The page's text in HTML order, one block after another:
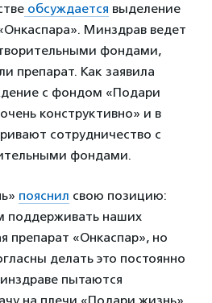
обсуждается выделение
Минздрав ведет
фондами,
препарат. Как заявила
с фондом «Подари
конструктивно» и в
сотрудничество с
фондами.
пояснил свою позицию:
поддерживать наших
препарат «Онкаспар», но
делать это постоянно
пытаются